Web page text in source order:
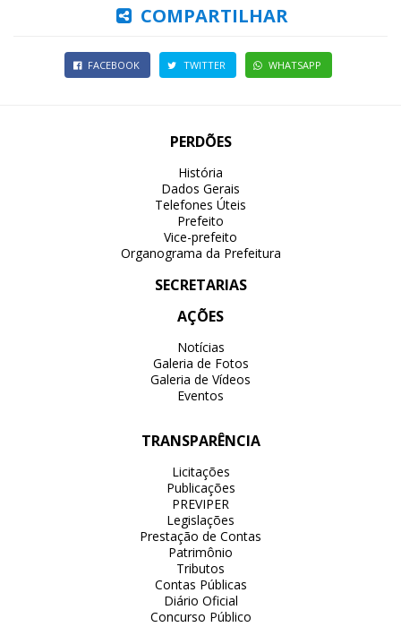
COMPARTILHAR
FACEBOOK TWITTER WHATSAPP
PERDÕES
História
Dados Gerais
Telefones Úteis
Prefeito
Vice-prefeito
Organograma da Prefeitura
SECRETARIAS
AÇÕES
Notícias
Galeria de Fotos
Galeria de Vídeos
Eventos
TRANSPARÊNCIA
Licitações
Publicações
PREVIPER
Legislações
Prestação de Contas
Patrimônio
Tributos
Contas Públicas
Diário Oficial
Concurso Público